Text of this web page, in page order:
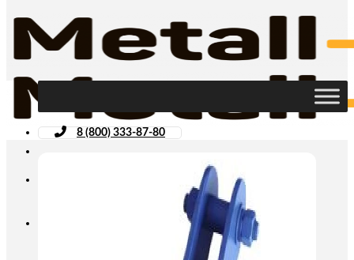
8 (800) 333-87-80